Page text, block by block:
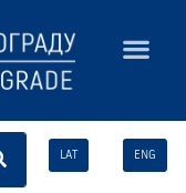
LAT ENG